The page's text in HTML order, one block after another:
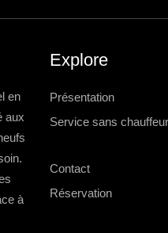
en
aux
à
Explore
Présentation
Service sans chauffeur
Contact
Réservation